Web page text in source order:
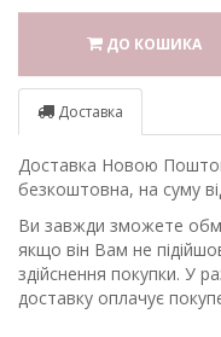
ДО КОШИКА
Доставка
Доставка Новою Поштою
безкоштовна, на суму
Ви завжди зможете
якщо він Вам не
здійснення покупки. У
доставку оплачує